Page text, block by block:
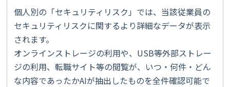
個人別の「セキュリティリスク」では、当該従業員の
セキュリティリスクに関するより詳細なデータが表示
されます。
オンラインストレージの利用や、USB等外部ストレー
ジの利用、転職サイト等の閲覧が、いつ・何件・どん
な内容であったかAIが抽出したものを全件確認可能で